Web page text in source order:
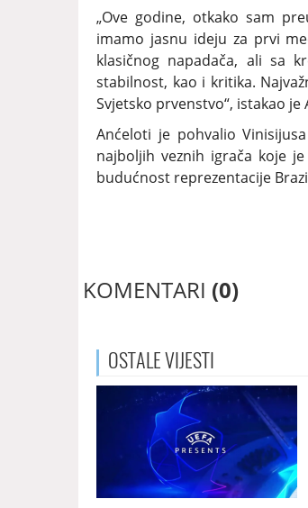
„Ove godine, otkako sam
imamo jasnu ideju za prvi
klasičnog napadača, ali sa
stabilnost, kao i kritika.
Svjetsko prvenstvo“, istakao je
Anćeloti je pohvalio
najboljih veznih igrača koje
budućnost reprezentacije
KOMENTARI (0)
OSTALEVIJESTI